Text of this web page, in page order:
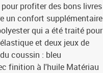
profiter des bons livres
un confort supplémentaire
qui a été traité pour
et deux jeux de
coussin : bleu
finition à l'huile Matériau